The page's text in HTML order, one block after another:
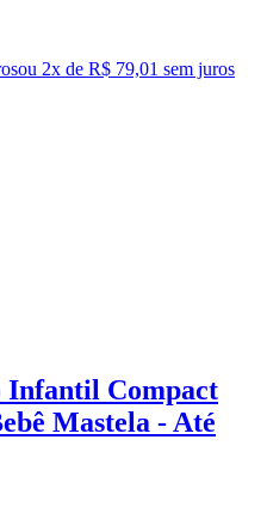
ou 2x de R$ 79,01 sem juros
Infantil Compact
Mastela - Até